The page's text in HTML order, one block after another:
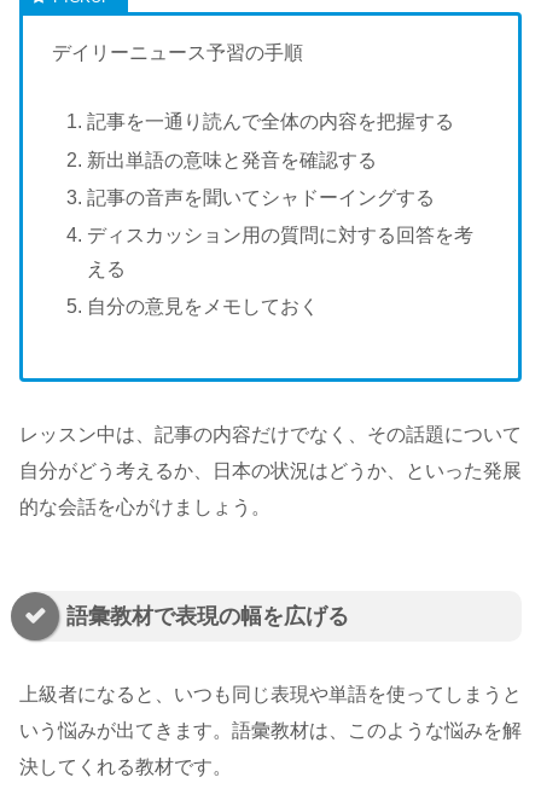
デイリーニュース予習の手順
記事を一通り読んで全体の内容を把握する
新出単語の意味と発音を確認する
記事の音声を聞いてシャドーイングする
ディスカッション用の質問に対する回答を考
える
自分の意見をメモしておく
レッスン中は、記事の内容だけでなく、その話題について
自分がどう考えるか、日本の状況はどうか、といった発展
的な会話を心がけましょう。
語彙教材で表現の幅を広げる
上級者になると、いつも同じ表現や単語を使ってしまうと
いう悩みが出てきます。語彙教材は、このような悩みを解
決してくれる教材です。